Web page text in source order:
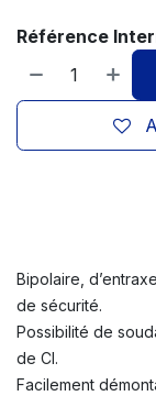
Référence
Bipolaire,
de sécurité.
Possibilité de
de CI.
Facilement